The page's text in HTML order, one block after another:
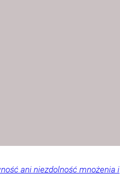
ani niezdolność mnożenia i